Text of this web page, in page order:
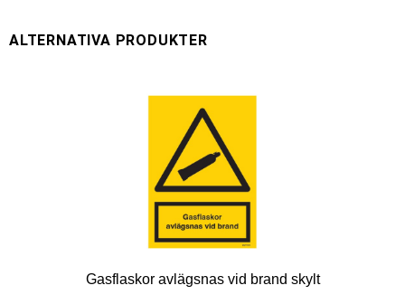
Gasflaskor avlägsnas vid brand skylt